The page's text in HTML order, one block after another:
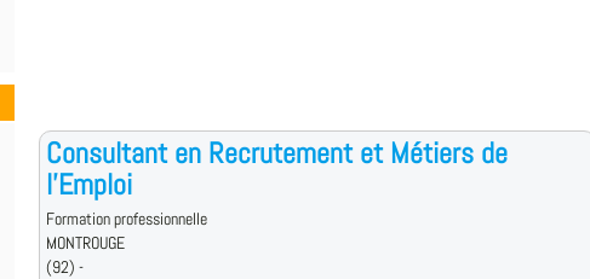
Consultant en Recrutement et Métiers de
l'Emploi
Formation professionnelle
MONTROUGE
(92) -